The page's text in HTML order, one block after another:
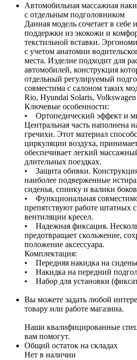
Автомобильная массажная
с отдельным подголовником
Данная модель сочетает в себе
поддержки из экокожи и
текстильной вставки.
с учетом анатомии
места. Изделие подходит для
автомобилей, конструкция
отдельный регулируемый
совместима с салоном таких
Rio, Hyundai Solaris,
Ключевые особенности:
• Ортопедический эффект и
Центральная часть наполнена
гречихи. Этот материал
циркуляции воздуха,
обеспечивает легкий
длительных поездках.
• Защита обивки.
наиболее подверженные
сиденья, спинку и валики
• Функциональная
препятствуют работе штатных
вентиляции кресел.
• Надежная фиксация.
предотвращает скольжение,
положение аксессуара.
Комплектация:
• Передняя накидка на
• Накидка на передний
• Набор для установки
Вы можете задать любой
товару или работе магазина.
Наши квалифицированные
вам помогут.
Общий остаток на складах
Нет в наличии